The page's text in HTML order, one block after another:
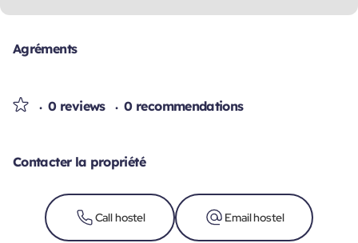
Agréments
0 reviews 0 recommendations
Contacter la propriété
Call hostel Email hostel